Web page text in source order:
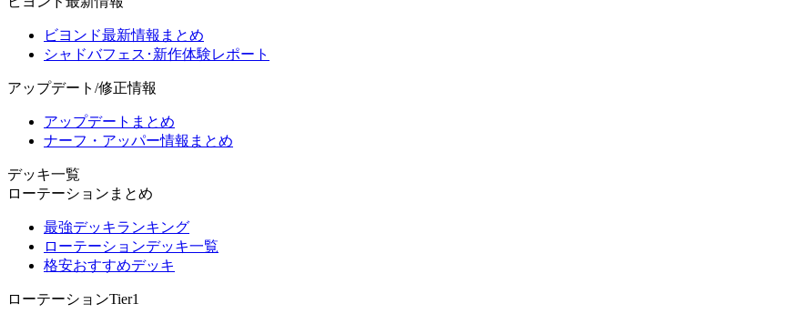
ビヨンド最新情報まとめ
シャドバフェス･新作体験レポート
アップデート/修正情報
アップデートまとめ
ナーフ・アッパー情報まとめ
デッキ一覧
ローテーションまとめ
最強デッキランキング
ローテーションデッキ一覧
格安おすすめデッキ
ローテーションTier1